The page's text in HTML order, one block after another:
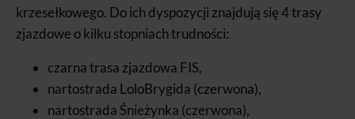
krzesełkowego. Do ich dyspozycji znajdują się 4 trasy
zjazdowe o kilku stopniach trudności:
czarna trasa zjazdowa FIS,
nartostrada LoloBrygida (czerwona),
nartostrada Śnieżynka (czerwona),